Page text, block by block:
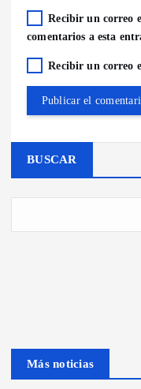
Recibir un correo
comentarios a esta
Recibir un correo
BUSCAR
Más noticias